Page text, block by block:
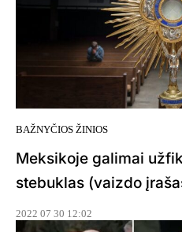
BAŽNYČIOS ŽINIOS
Meksikoje galimai
stebuklas (vaizdo
2022 07 30 12:02